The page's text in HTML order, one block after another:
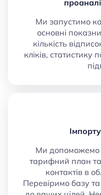
Ми запустимо
основні
кількість
кліків, статистику
Ми допоможемо
тарифний план
контактів в
Перевіримо базу та